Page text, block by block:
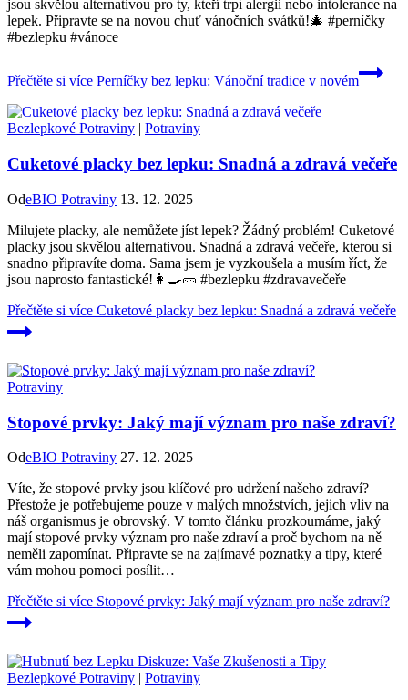
jsou skvělou alternativou pro ty, kteří trpí alergií nebo intolerance na
lepek. Připravte se na novou chuť vánočních svátků!🎄 #perníčky
#bezlepku #vánoce
Přečtěte si více Perníčky bez lepku: Vánoční tradice v novém
Bezlepkové Potraviny | Potraviny
Cuketové placky bez lepku: Snadná a zdravá večeře
OdeBIO Potraviny 13. 12. 2025
Milujete placky, ale nemůžete jíst lepek? Žádný problém! Cuketové
placky jsou skvělou alternativou. Snadná a zdravá večeře, kterou si
snadno připravíte doma. Sama jsem je vyzkoušela a musím říct, že
jsou naprosto fantastické!👩‍🍳🥒 #bezlepku #zdravavečeře
Přečtěte si více Cuketové placky bez lepku: Snadná a zdravá večeře
Potraviny
Stopové prvky: Jaký mají význam pro naše zdraví?
OdeBIO Potraviny 27. 12. 2025
Víte, že stopové prvky jsou klíčové pro udržení našeho zdraví?
Přestože je potřebujeme pouze v malých množstvích, jejich vliv na
náš organismus je obrovský. V tomto článku prozkoumáme, jaký
mají stopové prvky význam pro naše zdraví a proč bychom na ně
neměli zapomínat. Připravte se na zajímavé poznatky a tipy, které
vám mohou pomoci posílit…
Přečtěte si více Stopové prvky: Jaký mají význam pro naše zdraví?
Bezlepkové Potraviny | Potraviny